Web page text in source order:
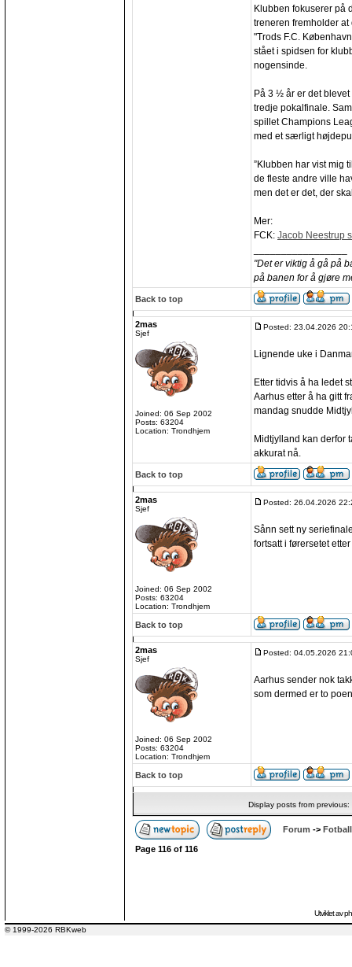
Klubben fokuserer på
treneren fremholder
"Trods F.C.
stået i spidsen for
nogensinde.
På 3 ½ år er det
tredje pokalfinale.
spillet Champions
med et særligt
”Klubben har vist mig
de fleste andre ville
men det er det, der
Mer:
FCK: Jacob Neestrup
"Det er viktig å gå på
på banen for å gjøre
Back to top
2mas
Sjef
Joined: 06 Sep 2002
Posts: 63204
Location: Trondhjem
Posted: 23.04.2026
Lignende uke i
Etter tidvis å ha ledet
Aarhus etter å ha gitt
mandag snudde
Midtjylland kan derfor
akkurat nå.
Back to top
2mas
Sjef
Joined: 06 Sep 2002
Posts: 63204
Location: Trondhjem
Posted: 26.04.2026
Sånn sett ny
fortsatt i førersetet
Back to top
2mas
Sjef
Joined: 06 Sep 2002
Posts: 63204
Location: Trondhjem
Posted: 04.05.2026
Aarhus sender nok
som dermed er to
Back to top
Display posts from previous:
Forum ->
Page 116 of 116
Utviklet av
© 1999-2026 RBKweb